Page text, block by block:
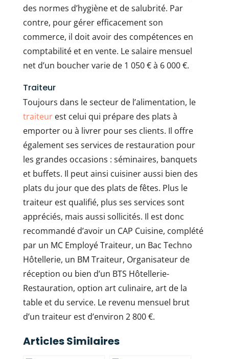
des normes d’hygiène et de salubrité. Par
contre, pour gérer efficacement son
commerce, il doit avoir des compétences en
comptabilité et en vente. Le salaire mensuel
net d’un boucher varie de 1 050 € à 6 000 €.
Traiteur
Toujours dans le secteur de l’alimentation, le
traiteurest celui qui prépare des plats à
emporter ou à livrer pour ses clients. Il offre
également ses services de restauration pour
les grandes occasions : séminaires, banquets
et buffets. Il peut ainsi cuisiner aussi bien des
plats du jour que des plats de fêtes. Plus le
traiteur est qualifié, plus ses services sont
appréciés, mais aussi sollicités. Il est donc
recommandé d’avoir un CAP Cuisine, complété
par un MC Employé Traiteur, un Bac Techno
Hôtellerie, un BM Traiteur, Organisateur de
réception ou bien d’un BTS Hôtellerie-
Restauration, option art culinaire, art de la
table et du service. Le revenu mensuel brut
d’un traiteur est d’environ 2 800 €.
Articles Similaires